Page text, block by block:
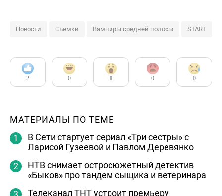
Новости Съемки Вампиры средней полосы START
2 0 0 0 0
МАТЕРИАЛЫ ПО ТЕМЕ
В Сети стартует сериал «Три сестры» с
Ларисой Гузеевой и Павлом Деревянко
НТВ снимает остросюжетный детектив
«Быков» про тандем сыщика и ветеринара
Телеканал ТНТ устроит премьеру